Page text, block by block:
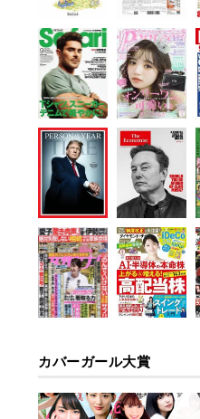
カバーガール大賞